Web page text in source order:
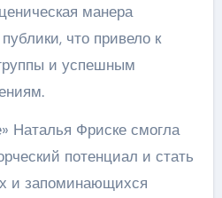
манера
что привело к
и успешным
Наталья Фриске смогла
потенциал и стать
и запоминающихся